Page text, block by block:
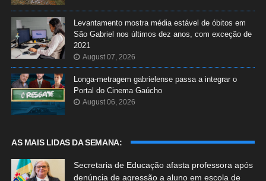
Levantamento mostra média estável de óbitos em
São Gabriel nos últimos dez anos, com exceção de
2021
August 07, 2026
Longa-metragem gabrielense passa a integrar o
Portal do Cinema Gaúcho
August 06, 2026
AS MAIS LIDAS DA SEMANA:
Secretaria de Educação afasta professora após
denúncia de agressão a aluno em escola de